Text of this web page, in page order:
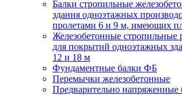
Балки стропильные
здания одноэтажных
пролетами 6 и 9 м, имеющих
Железобетонные стропильные
для покрытий одноэтажных
12 и 18 м
Фундаментные балки ФБ
Перемычки железобетонные
Предварительно напряженные